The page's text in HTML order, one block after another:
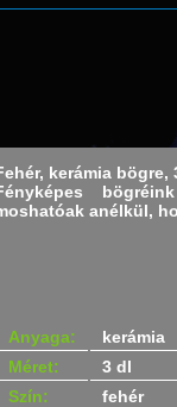
kerámia
anélkül,
Anyaga:
kerámia
Méret:
3 dl
Szín:
fehér